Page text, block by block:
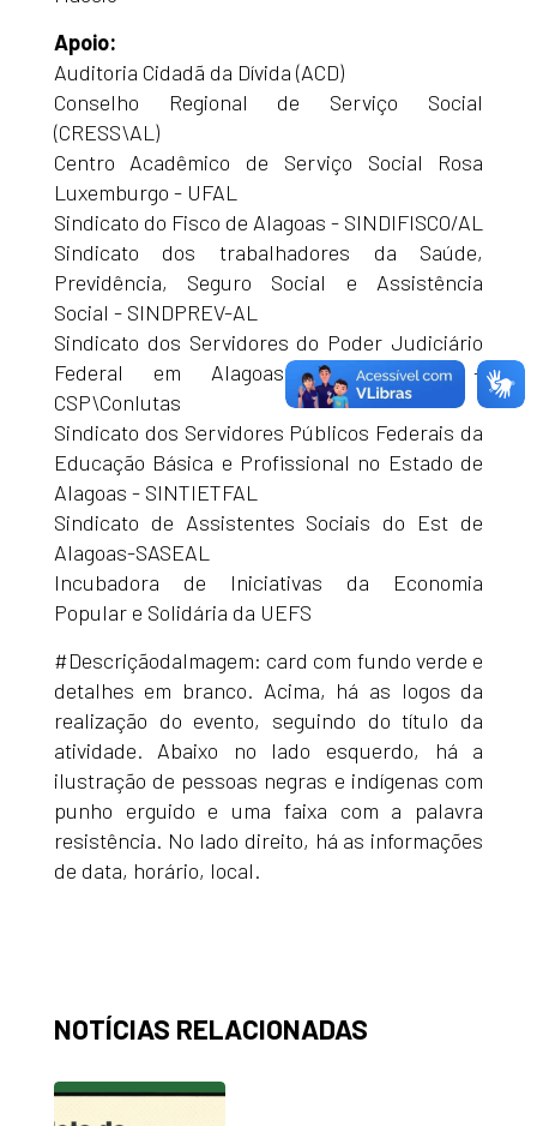
Apoio:
Auditoria Cidadã da Dívida (ACD)
Conselho Regional de Serviço Social
(CRESS\AL)
Centro Acadêmico de Serviço Social Rosa
Luxemburgo - UFAL
Sindicato do Fisco de Alagoas - SINDIFISCO/AL
Sindicato dos trabalhadores da Saúde,
Previdência, Seguro Social e Assistência
Social - SINDPREV-AL
Sindicato dos Servidores do Poder Judiciário
Federal em Alagoas (SINDJUS-AL) –
CSP\Conlutas
Sindicato dos Servidores Públicos Federais da
Educação Básica e Profissional no Estado de
Alagoas - SINTIETFAL
Sindicato de Assistentes Sociais do Est de
Alagoas-SASEAL
Incubadora de Iniciativas da Economia
Popular e Solidária da UEFS
#DescriçãodaImagem: card com fundo verde e
detalhes em branco. Acima, há as logos da
realização do evento, seguindo do título da
atividade. Abaixo no lado esquerdo, há a
ilustração de pessoas negras e indígenas com
punho erguido e uma faixa com a palavra
resistência. No lado direito, há as informações
de data, horário, local.
NOTÍCIAS RELACIONADAS